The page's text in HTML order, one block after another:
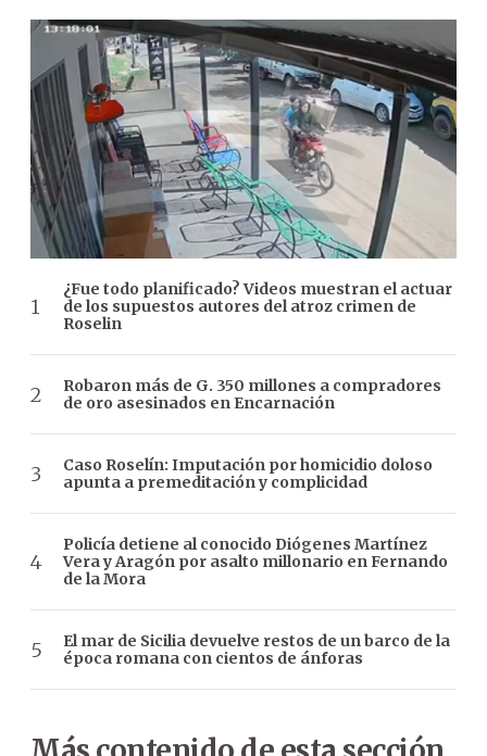
¿Fue todo planificado? Videos muestran el actuar
de los supuestos autores del atroz crimen de
Roselin
Robaron más de G. 350 millones a compradores
de oro asesinados en Encarnación
Caso Roselín: Imputación por homicidio doloso
apunta a premeditación y complicidad
Policía detiene al conocido Diógenes Martínez
Vera y Aragón por asalto millonario en Fernando
de la Mora
El mar de Sicilia devuelve restos de un barco de la
época romana con cientos de ánforas